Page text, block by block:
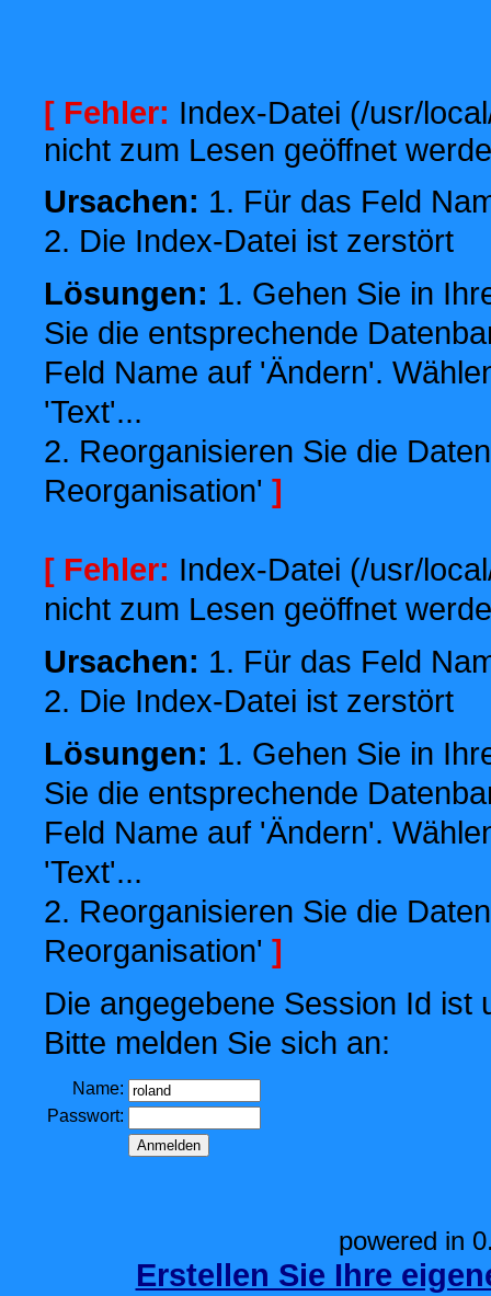
[ Fehler: Index-Datei (/usr/
nicht zum Lesen geöffnet
Ursachen: 1. Für das Feld
2. Die Index-Datei ist zerstört
Lösungen: 1. Gehen Sie in
Sie die entsprechende
Feld Name auf 'Ändern'.
'Text'...
2. Reorganisieren Sie die
Reorganisation' ]
[ Fehler: Index-Datei (/usr/
nicht zum Lesen geöffnet
Ursachen: 1. Für das Feld
2. Die Index-Datei ist zerstört
Lösungen: 1. Gehen Sie in
Sie die entsprechende
Feld Name auf 'Ändern'.
'Text'...
2. Reorganisieren Sie die
Reorganisation' ]
Die angegebene Session Id ist
Bitte melden Sie sich an:
Name:
Passwort:
powered in
Erstellen Sie Ihre